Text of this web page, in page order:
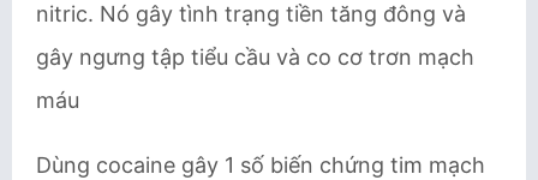
nitric. Nó gây tình trạng tiền tăng đông và
gây ngưng tập tiểu cầu và co cơ trơn mạch
máu
Dùng cocaine gây 1 số biến chứng tim mạch